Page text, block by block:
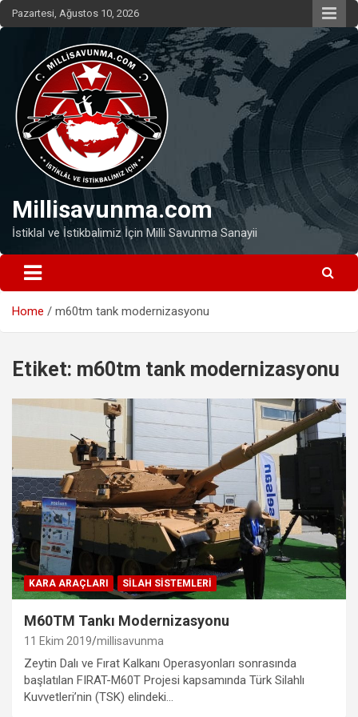
Skip
to
Pazartesi, Ağustos 10, 2026
Millisavunma.com
İstiklal ve İstikbalimiz İçin Milli Savunma Sanayii
Home m60tm tank modernizasyonu
Etiket: m60tm tank modernizasyonu
KARA ARAÇLARI SILAH SISTEMLERI
M60TM Tankı Modernizasyonu
11 Ekim 2019 millisavunma
Zeytin Dalı ve Fırat Kalkanı Operasyonları sonrasında
başlatılan FIRAT-M60T Projesi kapsamında Türk Silahlı
Kuvvetleri’nin (TSK) elindeki…